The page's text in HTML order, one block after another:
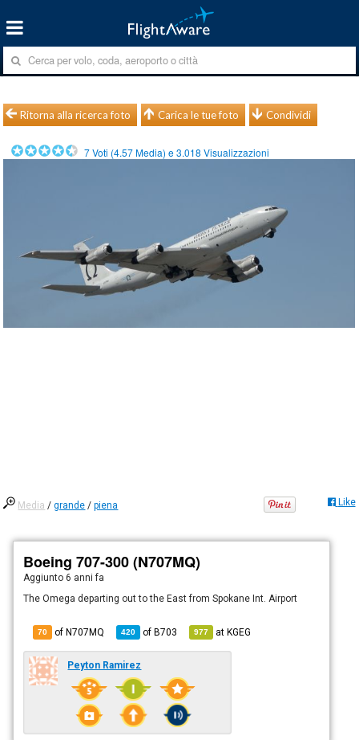
Ritorna alla ricerca foto Carica le tue foto Condividi
7Voti (4.57Media) e3.018 Visualizzazioni
Media /grande /piena Like
Boeing 707-300 (N707MQ)
Aggiunto6 anni fa
The Omega departing out to the East from Spokane Int. Airport
70 of N707MQ 420 ofB703 977 atKGEG
Peyton Ramirez